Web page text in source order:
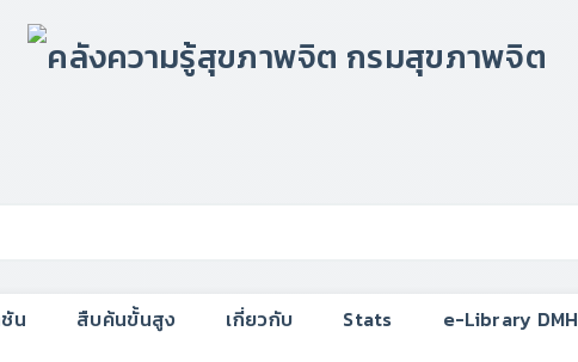
น สืบค้นขั้นสูง เกี่ยวกับ Stats
e-Library DMH